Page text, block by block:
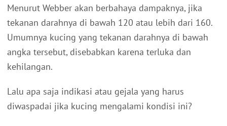
Menurut Webber akan berbahaya dampaknya, jika
tekanan darahnya di bawah 120 atau lebih dari 160.
Umumnya kucing yang tekanan darahnya di bawah
angka tersebut, disebabkan karena terluka dan
kehilangan.
Lalu apa saja indikasi atau gejala yang harus
diwaspadai jika kucing mengalami kondisi ini?